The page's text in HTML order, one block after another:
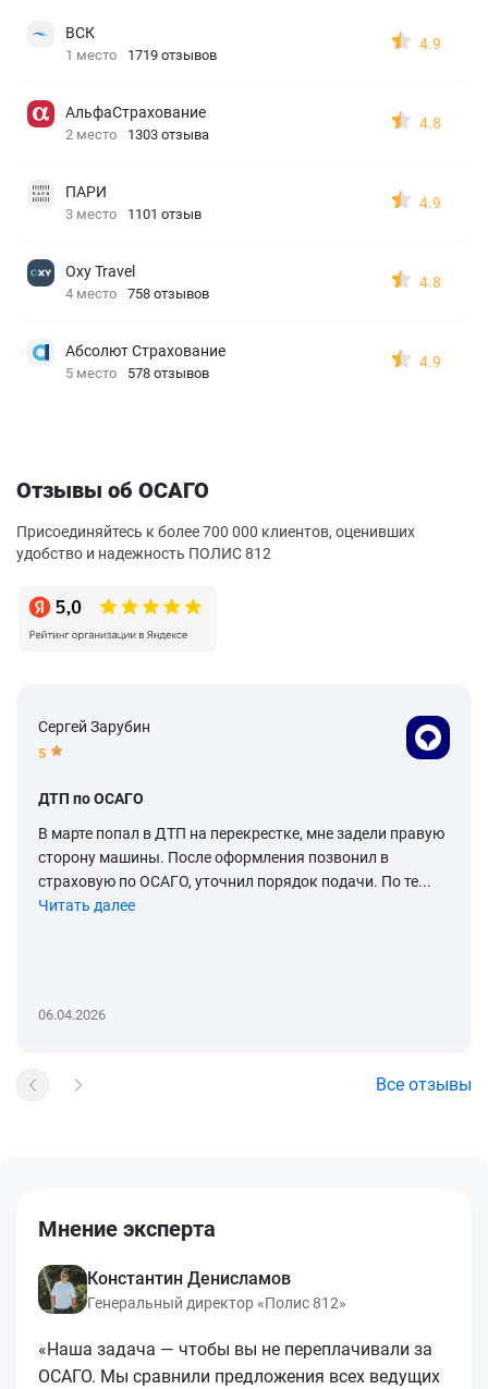
ВСК
1 место 1719 отзывов
4.9
АльфаСтрахование
2 место 1303 отзыва
4.8
ПАРИ
3 место 1101 отзыв
4.9
Oxy Travel
4 место 758 отзывов
4.8
Абсолют Страхование
5 место 578 отзывов
4.9
Отзывы об ОСАГО
Присоединяйтесь к более 700 000 клиентов, оценивших
удобство и надежность ПОЛИС 812
Сергей Зарубин
5
ДТП по ОСАГО
В марте попал в ДТП на перекрестке, мне задели правую
сторону машины. После оформления позвонил в
страховую по ОСАГО, уточнил порядок подачи. По те...
Читать далее
06.04.2026
Все отзывы
Мнение эксперта
Константин Денисламов
Генеральный директор «Полис 812»
«Наша задача — чтобы вы не переплачивали за
ОСАГО. Мы сравнили предложения всех ведущих